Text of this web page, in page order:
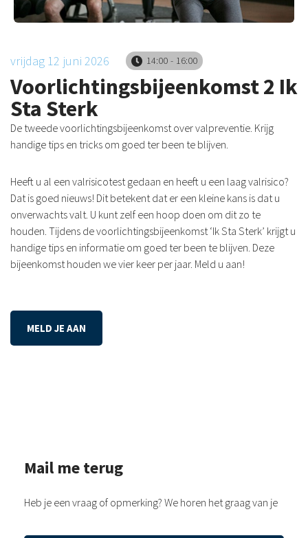
vrijdag 12 juni 2026 14:00 16:00
Voorlichtingsbijeenkomst 2 Ik
Sta Sterk
De tweede voorlichtingsbijeenkomst over valpreventie. Krijg
handige tips en tricks om goed ter been te blijven.
Heeft u al een valrisicotest gedaan en heeft u een laag valrisico?
Dat is goed nieuws! Dit betekent dat er een kleine kans is dat u
onverwachts valt. U kunt zelf een hoop doen om dit zo te
houden. Tijdens de voorlichtingsbijeenkomst ‘Ik Sta Sterk’ krijgt u
handige tips en informatie om goed ter been te blijven. Deze
bijeenkomst houden we vier keer per jaar. Meld u aan!
MELD JE AAN
Mail me terug
Heb je een vraag of opmerking? We horen het graag van je